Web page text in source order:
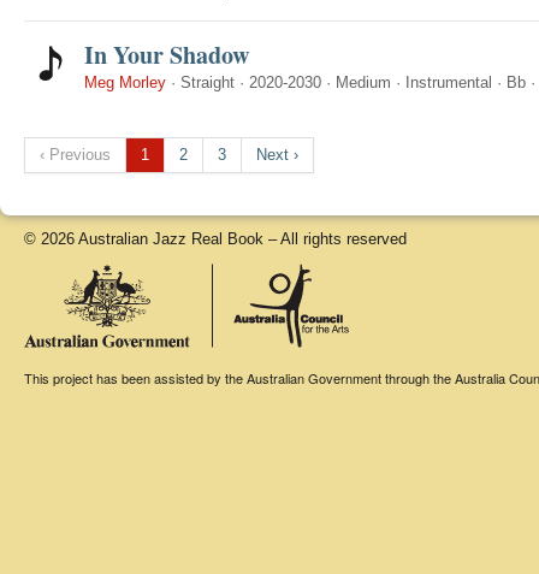
In Your Shadow
Meg Morley · Straight · 2020-2030 · Medium · Instrumental · Bb ·
‹ Previous 1 2 3 Next ›
© 2026 Australian Jazz Real Book – All rights reserved
This project has been assisted by the Australian Government through the Australia